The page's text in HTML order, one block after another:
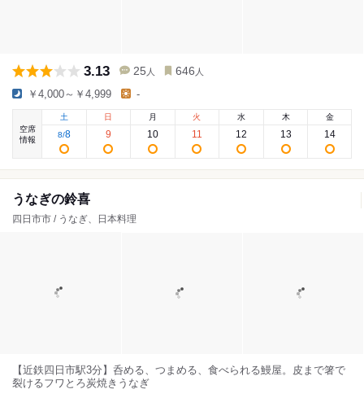
3.13 25 人 646 人
￥4,000～￥4,999 -
空席
情報
土
8/8
日
9
月
10
火
11
水
12
木
13
金
14
うなぎの鈴喜
四日市市 / うなぎ、日本料理
【近鉄四日市駅3分】呑める、つまめる、食べられる鰻屋。皮まで箸で
裂けるフワとろ炭焼きうなぎ